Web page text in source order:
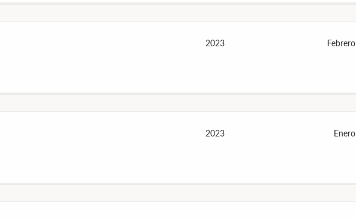
2023 Febrero
2023 Enero